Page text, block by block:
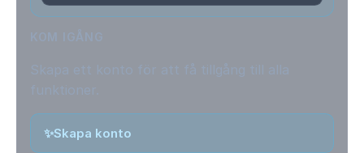
✨Skapa konto